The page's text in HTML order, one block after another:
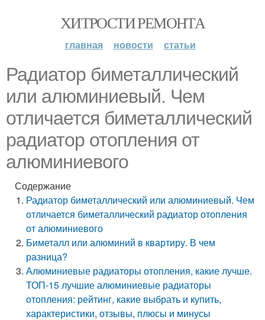
ХИТРОСТИ РЕМОНТА
главная новости статьи
Радиатор биметаллический
или алюминиевый. Чем
отличается биметаллический
радиатор отопления от
алюминиевого
Содержание
Радиатор биметаллический или алюминиевый. Чем
отличается биметаллический радиатор отопления
от алюминиевого
Биметалл или алюминий в квартиру. В чем
разница?
Алюминиевые радиаторы отопления, какие лучше.
ТОП-15 лучшие алюминиевые радиаторы
отопления: рейтинг, какие выбрать и купить,
характеристики, отзывы, плюсы и минусы